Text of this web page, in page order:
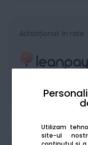
Utilizam
site-ul
Achiziționat în rate
194.97